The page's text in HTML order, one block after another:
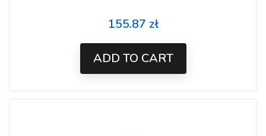
Price
155.87 zł
ADD TO CART